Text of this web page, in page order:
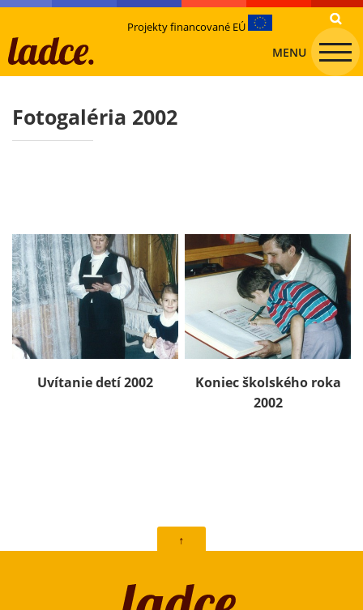
Projekty financované EÚ
MENU
Fotogaléria 2002
Uvítanie detí 2002
Koniec školského roka
2002
↑